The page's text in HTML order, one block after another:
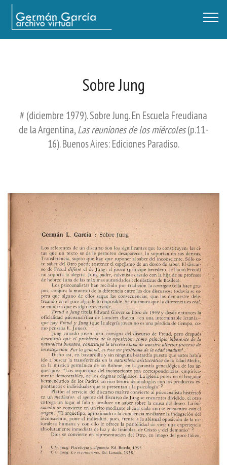
Germán García - Archivo Virtual / Centro Descartes, Buenos Aires
Sobre Jung
# (diciembre 1979). Sobre Jung. En Escuela Freudiana
de la Argentina,Las reuniones de los miércoles(p.11-
16). Buenos Aires: Ediciones Paradiso.